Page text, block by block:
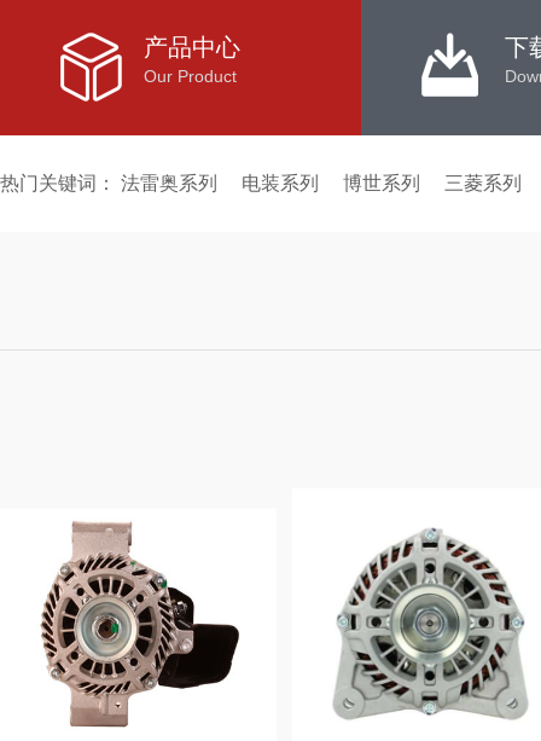
产品中心
Our Product
下
热门关键词： 法雷奥系列 电装系列 博世系列 三菱系列